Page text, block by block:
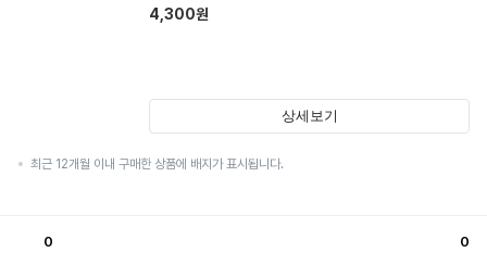
4,300원
상세보기
최근 12개월 이내 구매한 상품에 배지가 표시됩니다.
0 0